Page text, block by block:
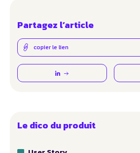
Partagez l’article
copier le lien
Le dico du produit